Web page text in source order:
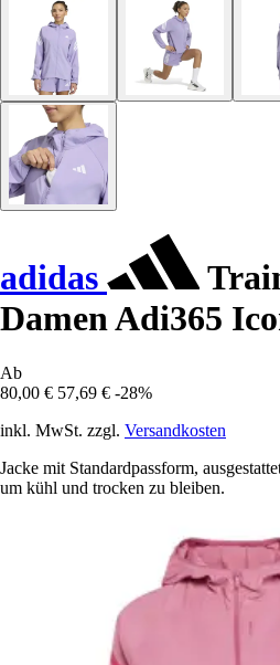
adidas
Damen Adi365
Ab
80,00 € 57,69 € -28%
inkl. MwSt. zzgl. Versandkosten
Jacke mit Standardpassform,
um kühl und trocken zu bleiben.